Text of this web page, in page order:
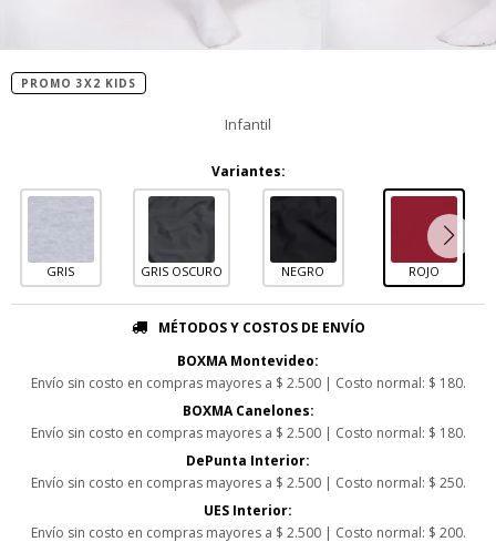
PROMO 3X2 KIDS
Infantil
Variantes:
GRIS GRIS OSCURO NEGRO ROJO
MÉTODOS Y COSTOS DE ENVÍO
BOXMA Montevideo:
Envío sin costo en compras mayores a $ 2.500 | Costo normal: $ 180.
BOXMA Canelones:
Envío sin costo en compras mayores a $ 2.500 | Costo normal: $ 180.
DePunta Interior:
Envío sin costo en compras mayores a $ 2.500 | Costo normal: $ 250.
UES Interior:
Envío sin costo en compras mayores a $ 2.500 | Costo normal: $ 200.